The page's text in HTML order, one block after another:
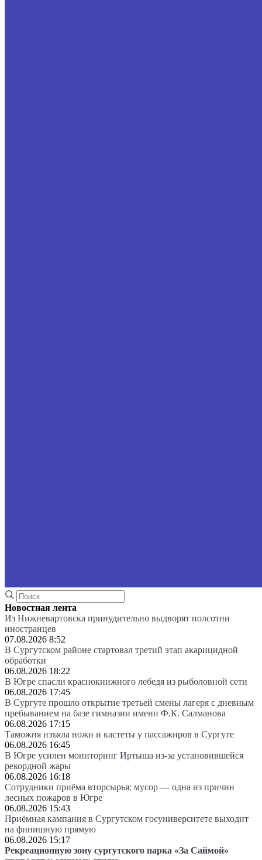
Новостная лента
Из Нижневартовска принудительно выдворят полсотни
иностранцев
07.08.2026 8:52
В Сургутском районе стартовал третий этап акарицидной
обработки
06.08.2026 18:22
В Югре спасли краснокнижного лебедя из рыболовной сети
06.08.2026 17:45
В Сургуте прошло открытие третьей смены лагеря с дневным
пребыванием на базе гимназии имени Ф.К. Салманова
06.08.2026 17:15
Таможня изъяла ножи и кастеты у пассажиров в Сургуте
06.08.2026 16:45
В Югре усилен мониторинг Иртыша из-за установившейся
рекордной жары
06.08.2026 16:18
Сотрудники приёма вторсырья: мусор — одна из причин
лесных пожаров в Югре
06.08.2026 15:43
Приёмная кампания в Сургутском госуниверситете выходит
на финишную прямую
06.08.2026 15:17
Рекреационную зону сургутского парка «За Саймой»